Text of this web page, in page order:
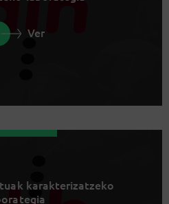
Ver
karakterizatzeko